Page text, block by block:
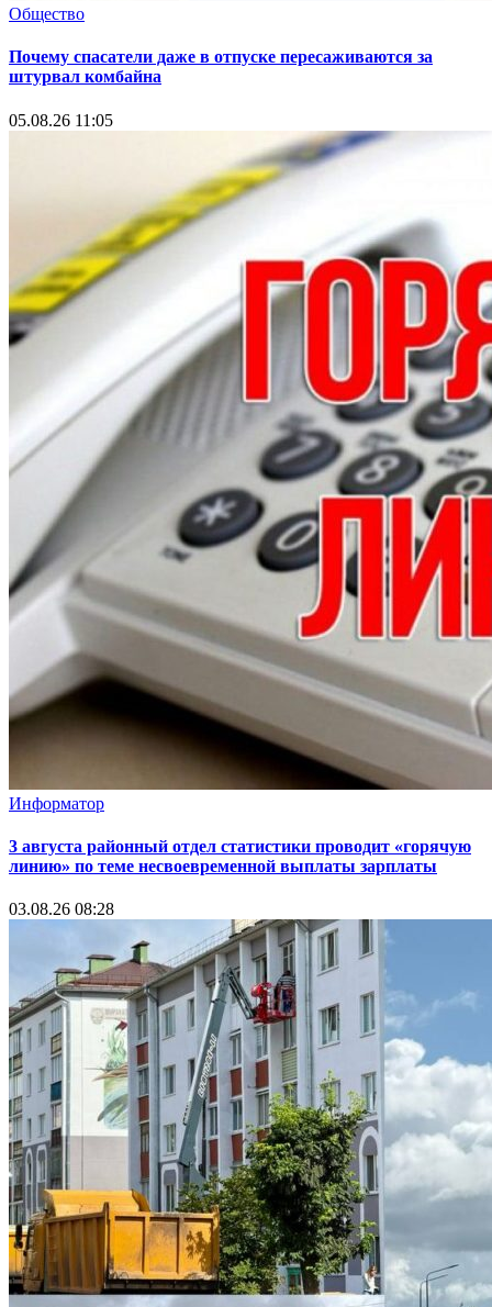
Общество
Почему спасатели даже в отпуске пересаживаются за
штурвал комбайна
05.08.26 11:05
Информатор
3 августа районный отдел статистики проводит «горячую
линию» по теме несвоевременной выплаты зарплаты
03.08.26 08:28